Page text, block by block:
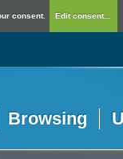
consent. Edit consent...
Browsing